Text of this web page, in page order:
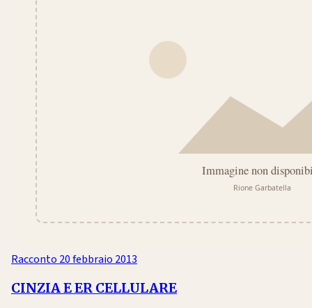
Racconto 20 febbraio 2013
CINZIA E ER CELLULARE